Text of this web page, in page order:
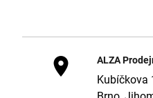
ALZA
Kubíčkova